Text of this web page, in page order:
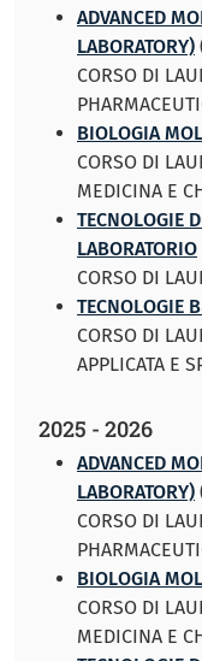
ADVANCED
LABORATORY)
CORSO DI
BIOLOGIA
CORSO DI
MEDICINA E
TECNOLOGIE
LABORATORIO
CORSO DI
TECNOLOGIE
CORSO DI
APPLICATA E
2025 - 2026
ADVANCED
LABORATORY)
CORSO DI
BIOLOGIA
CORSO DI
MEDICINA E